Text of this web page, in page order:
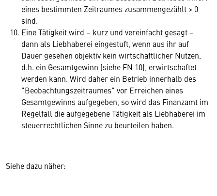
eines bestimmten Zeitraumes zusammengezählt > 0
sind.
Eine Tätigkeit wird – kurz und vereinfacht gesagt –
dann als Liebhaberei eingestuft, wenn aus ihr auf
Dauer gesehen objektiv kein wirtschaftlicher Nutzen,
d.h. ein Gesamtgewinn (siehe FN 10), erwirtschaftet
werden kann. Wird daher ein Betrieb innerhalb des
"Beobachtungszeitraumes" vor Erreichen eines
Gesamtgewinns aufgegeben, so wird das Finanzamt im
Regelfall die aufgegebene Tätigkeit als Liebhaberei im
steuerrechtlichen Sinne zu beurteilen haben.
Siehe dazu näher: